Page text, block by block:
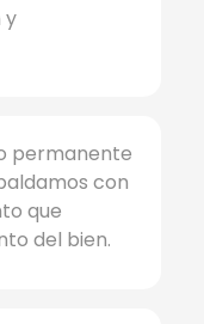
y
permanente
con
que
del bien.